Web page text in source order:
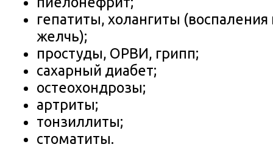
гепатиты, холангиты
желчь);
простуды, ОРВИ, грипп;
сахарный диабет;
остеохондрозы;
артриты;
тонзиллиты;
стоматиты.